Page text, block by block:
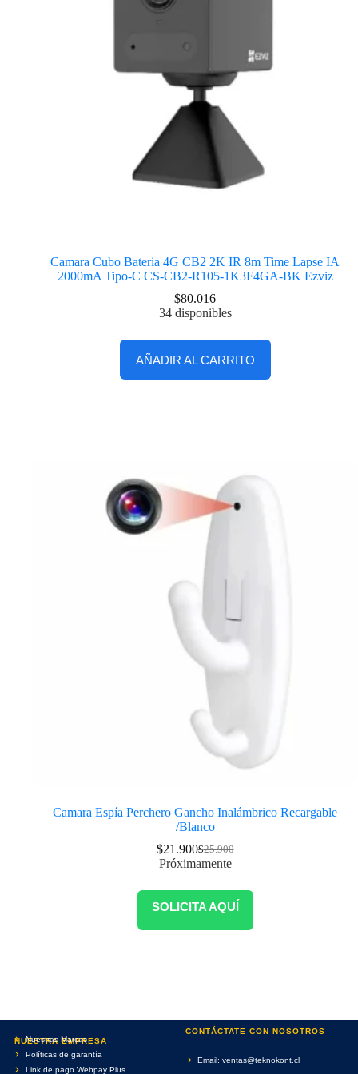
Camara Cubo Bateria 4G CB2 2K IR 8m Time Lapse IA
2000mA Tipo-C CS-CB2-R105-1K3F4GA-BK Ezviz
$80.016
34 disponibles
AÑADIR AL CARRITO
Camara Espía Perchero Gancho Inalámbrico Recargable
/Blanco
$25.900
$21.900
Próximamente
SOLICITA AQUÍ
NUESTRA EMPRESA
Nuestras Marcas
Políticas de garantía
Link de pago Webpay Plus
CONTÁCTATE CON NOSOTROS
Email: ventas@teknokont.cl